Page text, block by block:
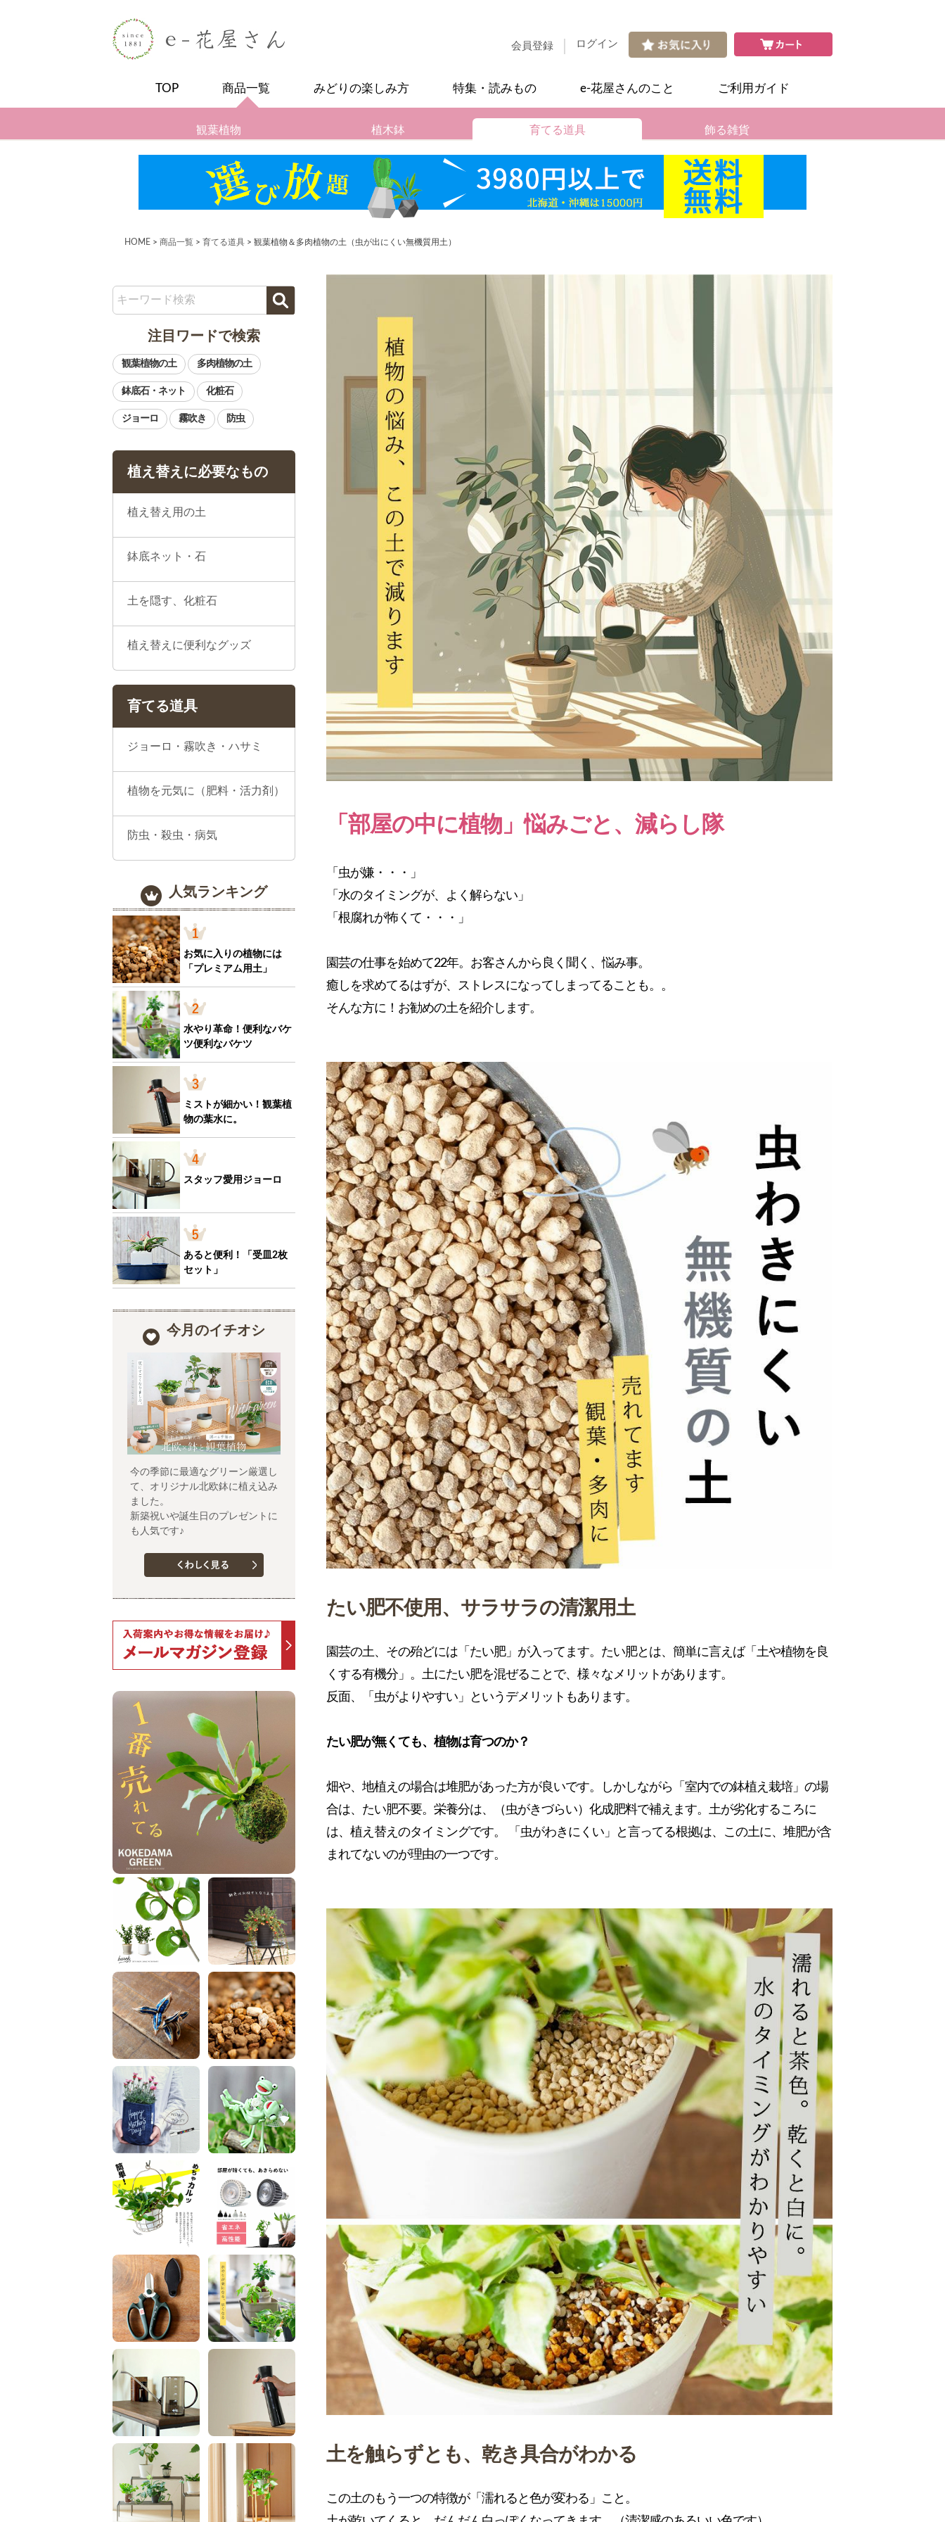
会員登録 ログイン
TOP 商品一覧 みどりの楽しみ方 特集・読みもの e-花屋さんのこと ご利用ガイド
観葉植物 植木鉢 育てる道具 飾る雑貨
HOME 商品一覧 育てる道具 観葉植物＆多肉植物の土（虫が出にくい無機質用土）
注目ワードで検索
植え替えに必要なもの
植え替え用の土
鉢底ネット・石
土を隠す、化粧石
植え替えに便利なグッズ
育てる道具
ジョーロ・霧吹き・ハサミ
植物を元気に（肥料・活力剤）
防虫・殺虫・病気
人気ランキング
お気に入りの植物には
「プレミアム用土」
水やり革命！便利なバケ
ツ便利なバケツ
ミストが細かい！観葉植
物の葉水に。
スタッフ愛用ジョーロ
あると便利！「受皿2枚
セット」
今月のイチオシ
今の季節に最適なグリーン厳選し
て、オリジナル北欧鉢に植え込み
ました。
新築祝いや誕生日のプレゼントに
も人気です♪
「部屋の中に植物」悩みごと、減らし隊
「虫が嫌・・・」
「水のタイミングが、よく解らない」
「根腐れが怖くて・・・」
園芸の仕事を始めて22年。お客さんから良く聞く、悩み事。
癒しを求めてるはずが、ストレスになってしまってることも。。
そんな方に！お勧めの土を紹介します。
たい肥不使用、サラサラの清潔用土
園芸の土、その殆どには「たい肥」が入ってます。たい肥とは、簡単に言えば「土や植物を良
くする有機分」。土にたい肥を混ぜることで、様々なメリットがあります。
反面、「虫がよりやすい」というデメリットもあります。
たい肥が無くても、植物は育つのか？
畑や、地植えの場合は堆肥があった方が良いです。しかしながら「室内での鉢植え栽培」の場
合は、たい肥不要。栄養分は、（虫がきづらい）化成肥料で補えます。土が劣化するころに
は、植え替えのタイミングです。 「虫がわきにくい」と言ってる根拠は、この土に、堆肥が含
まれてないのが理由の一つです。
土を触らずとも、乾き具合がわかる
この土のもう一つの特徴が「濡れると色が変わる」こと。